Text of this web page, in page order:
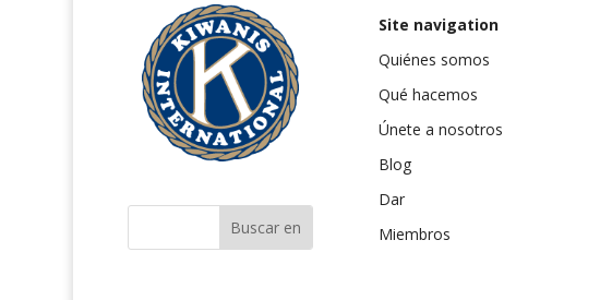
Site navigation
Quiénes somos
Qué hacemos
Únete a nosotros
Blog
Dar
Miembros